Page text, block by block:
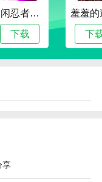
侧指针的颜色，
翻面。（注意不要
右侧的菜单将番
的那个豆子。依
空闲忍者传奇
下载
羞羞的
下
享